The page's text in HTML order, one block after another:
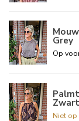
Grey
Op
Niet